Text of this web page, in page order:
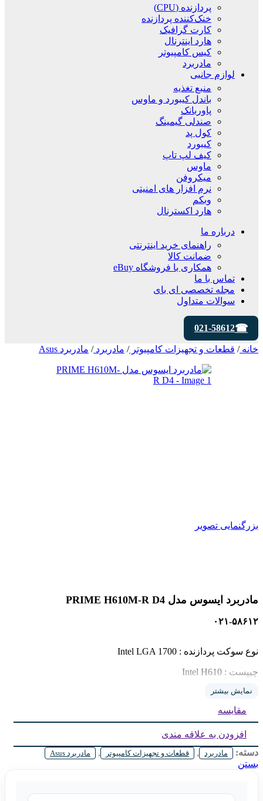
پردازنده (CPU)
خنک‌کننده پردازنده
کارت گرافیک
هارد اینترنال
کیس کامپیوتر
مادربرد
لوازم جانبی
منبع تغذیه
باندل کیبورد و ماوس
پاوربانک
صندلی گیمینگ
کول پد
کیبورد
کیف لپ تاپ
ماوس
میکروفن
نرم افزار های امنیتی
وبکم
هارد اکسترنال
درباره ما
راهنمای خرید اینترنتی
ضمانت کالا
همکاری با فروشگاه eBuy
تماس با ما
مجله تخصصی ای‌ بای
سوالات متداول
021-58612
خانه/ قطعات و تجهیزات کامپیوتر/ مادربرد/ مادربرد Asus
بزرگنمایی تصویر
مادربرد ایسوس مدل PRIME H610M-R D4
۰۲۱-۵۸۶۱۲
نوع سوکت پردازنده : Intel LGA 1700
چیپست : Intel H610
تعداد اسلات حافظه : دو عدد
پیکربندی حافظه
نوع حافظه پشتیبانی شده : DDR۴
نمایش بیشتر
مقایسه
افزودن به علاقه مندی
دسته:
مادربرد , قطعات و تجهیزات کامپیوتر , مادربرد Asus
بستن